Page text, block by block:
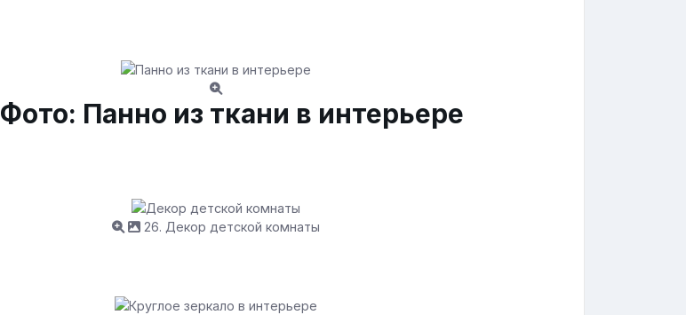
Фото: Панно из ткани в интерьере
26. Декор детской комнаты